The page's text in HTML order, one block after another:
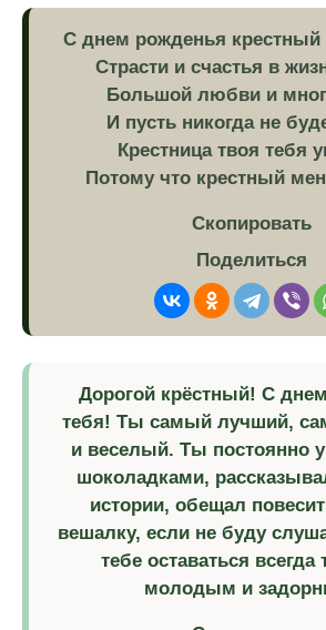
С днем рожденья
Страсти и счастья в
Большой любви и
И пусть никогда не
Крестница твоя тебя
Потому что крестный
Скопировать
Поделиться
Дорогой крёстный! С
тебя! Ты самый лучший,
и веселый. Ты постоянно
шоколадками,
истории, обещал
вешалку, если не буду
тебе оставаться всегда
молодым и